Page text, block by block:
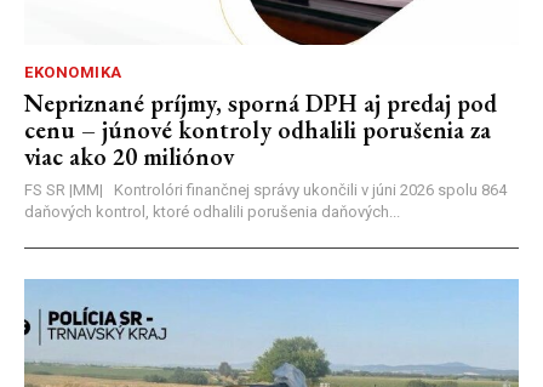
EKONOMIKA
Nepriznané príjmy, sporná DPH aj predaj pod
cenu – júnové kontroly odhalili porušenia za
viac ako 20 miliónov
FS SR |MM| Kontrolóri finančnej správy ukončili v júni 2026 spolu 864
daňových kontrol, ktoré odhalili porušenia daňových...